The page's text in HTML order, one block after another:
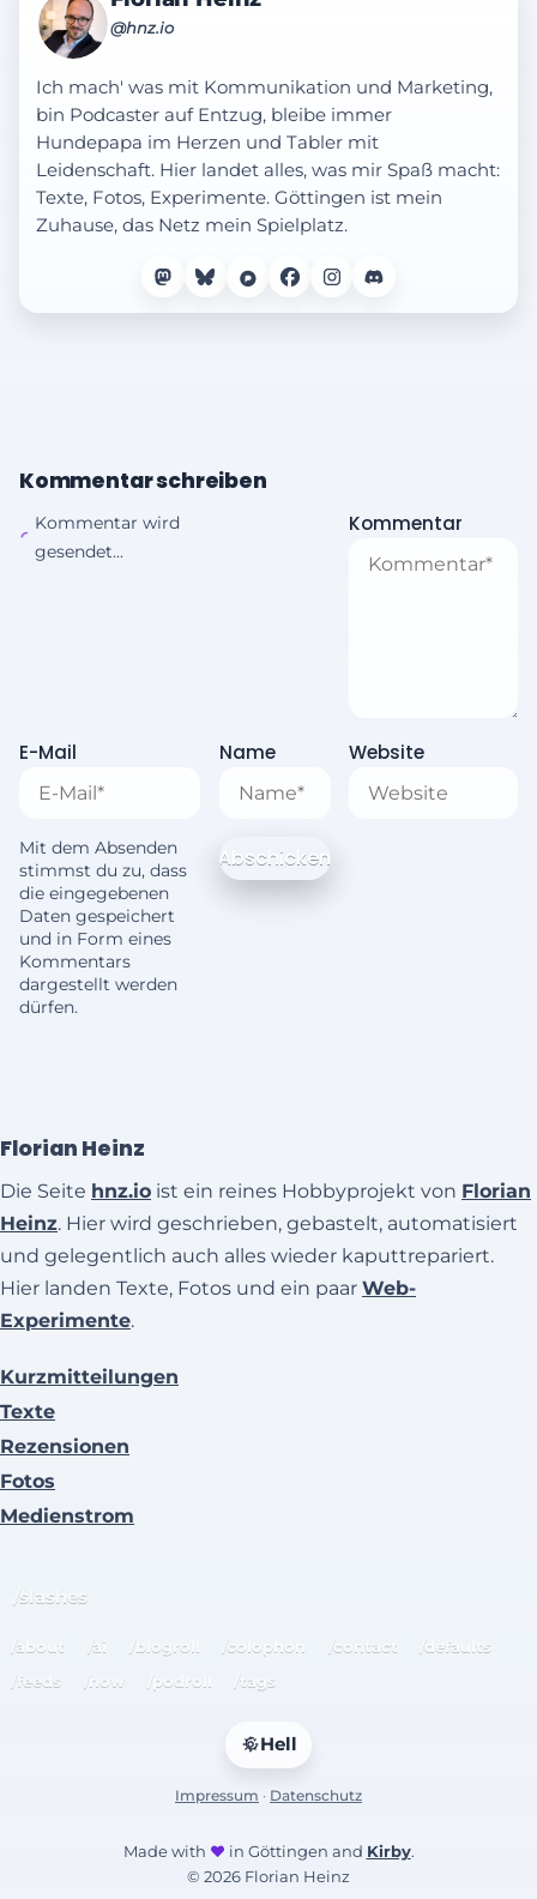
@hnz.io
Ich mach' was mit Kommunikation und Marketing,
bin Podcaster auf Entzug, bleibe immer
Hundepapa im Herzen und Tabler mit
Leidenschaft. Hier landet alles, was mir Spaß macht:
Texte, Fotos, Experimente. Göttingen ist mein
Zuhause, das Netz mein Spielplatz.
Kommentar schreiben
Kommentar wird
gesendet...
Kommentar
E-Mail Name Website
Mit dem Absenden
stimmst du zu, dass
die eingegebenen
Daten gespeichert
und in Form eines
Kommentars
dargestellt werden
dürfen.
Florian Heinz
Die Seite hnz.io ist ein reines Hobbyprojekt von Florian
Heinz. Hier wird geschrieben, gebastelt, automatisiert
und gelegentlich auch alles wieder kaputtrepariert.
Hier landen Texte, Fotos und ein paar Web-
Experimente.
Kurzmitteilungen
Texte
Rezensionen
Fotos
Medienstrom
/slashes
/about /ai /blogroll /colophon /contact
/defaults
/feeds
/now /podroll /tags
Hell
Impressum · Datenschutz
Made with ♥ in Göttingen and Kirby.
© 2026 Florian Heinz